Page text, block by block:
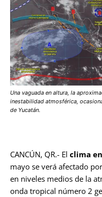
Una vaguada en altura, la
inestabilidad atmosférica,
de Yucatán.
CANCÚN, QR.- El clima
mayo se verá afectado
en niveles medios de la
onda tropical número 2